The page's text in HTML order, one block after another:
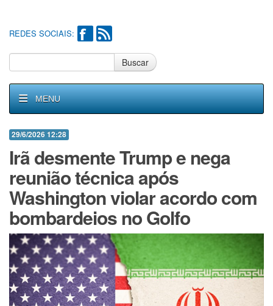
REDES SOCIAIS:
Buscar
MENU
29/6/2026 12:28
Irã desmente Trump e nega
reunião técnica após
Washington violar acordo com
bombardeios no Golfo